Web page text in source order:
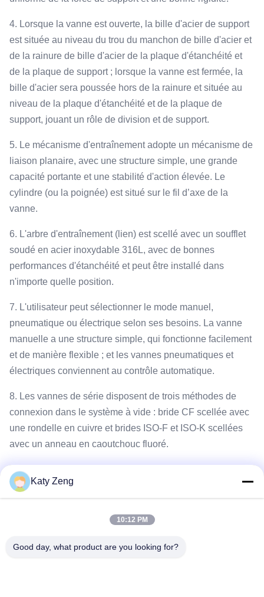
4. Lorsque la vanne est ouverte, la bille d'acier de support
est située au niveau du trou du manchon de bille d'acier et
de la rainure de bille d'acier de la plaque d'étanchéité et
de la plaque de support ; lorsque la vanne est fermée, la
bille d'acier sera poussée hors de la rainure et située au
niveau de la plaque d'étanchéité et de la plaque de
support, jouant un rôle de division et de support.
5. Le mécanisme d'entraînement adopte un mécanisme de
liaison planaire, avec une structure simple, une grande
capacité portante et une stabilité d'action élevée. Le
cylindre (ou la poignée) est situé sur le fil d’axe de la
vanne.
6. L'arbre d'entraînement (lien) est scellé avec un soufflet
soudé en acier inoxydable 316L, avec de bonnes
performances d'étanchéité et peut être installé dans
n'importe quelle position.
7. L'utilisateur peut sélectionner le mode manuel,
pneumatique ou électrique selon ses besoins. La vanne
manuelle a une structure simple, qui fonctionne facilement
et de manière flexible ; et les vannes pneumatiques et
électriques conviennent au contrôle automatique.
8. Les vannes de série disposent de trois méthodes de
connexion dans le système à vide : bride CF scellée avec
une rondelle en cuivre et brides ISO-F et ISO-K scellées
avec un anneau en caoutchouc fluoré.
9. Dimensions hors tout et dimensions de connexion
principales du robinet-vanne en série :
Les étiquettes: Vanne à vanne de cuve
Katy Zeng
10:12 PM
Good day, what product are you looking for?